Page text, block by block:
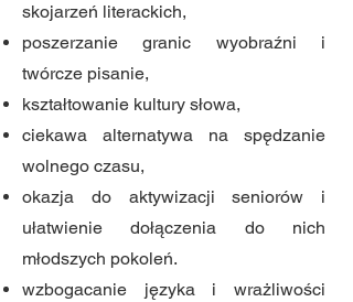
skojarzeń literackich,
poszerzanie granic wyobraźni i
twórcze pisanie,
kształtowanie kultury słowa,
ciekawa alternatywa na spędzanie
wolnego czasu,
okazja do aktywizacji seniorów i
ułatwienie dołączenia do nich
młodszych pokoleń.
wzbogacanie języka i wrażliwości